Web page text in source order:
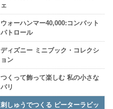
ェ
ウォーハンマー40,000:コンバット
パトロール
ディズニー ミニブック・コレクシ
ョン
つくって飾って楽しむ 私の小さな
パリ
刺しゅうでつくる ピーターラビッ